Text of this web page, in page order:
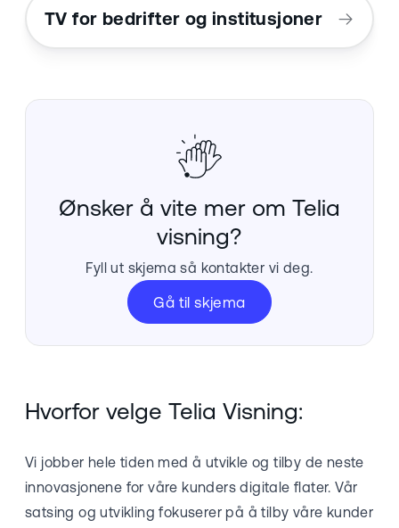
TV for bedrifter og institusjoner
Ønsker å vite mer om Telia
visning?
Fyll ut skjema så kontakter vi deg.
Gå til skjema
Hvorfor velge Telia Visning:
Vi jobber hele tiden med å utvikle og tilby de neste
innovasjonene for våre kunders digitale flater. Vår
satsing og utvikling fokuserer på å tilby våre kunder